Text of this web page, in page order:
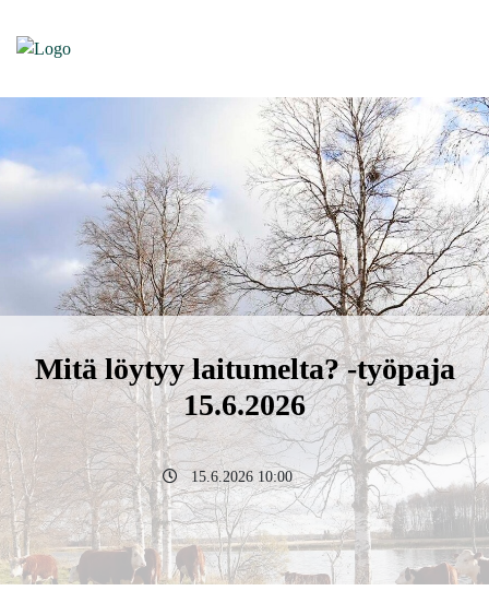
Mitä löytyy laitumelta? -työpaja
15.6.2026
15.6.2026 10:00